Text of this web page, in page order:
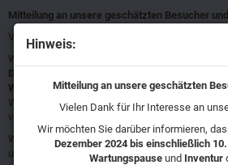
Hinweis:
Mitteilung an unsere geschätzten
Vielen Dank für Ihr Interesse an
Wir möchten Sie darüber informieren,
Dezember 2024 bis einschließlich
Wartungspauseund Inventur
Mitteilung an unsere geschätzten Besucher
Vielen Dank für Ihr Interesse an unserem
Wir möchten Sie darüber informieren, dass
Dezember 2024 bis einschließlich 10. Januar
WartungspauseundInventurdurchläuft.
Während dieses Zeitraums ist der Shop
verfügbar.
Wir nutzen diese Zeit, um unser Sortiment zu
unseren Service für Sie zu verbessern.
« Erster
« zurück
3
Artikel in dieser Kategorie
Atlas Copco Pro G 2407